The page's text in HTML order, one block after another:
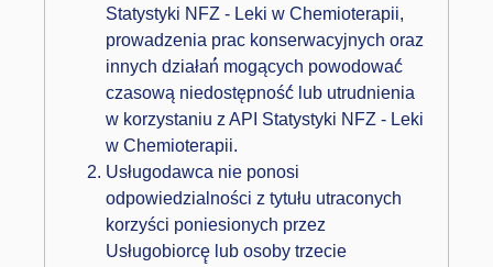
Statystyki NFZ - Leki w Chemioterapii,
prowadzenia prac konserwacyjnych oraz
innych działań́ mogących powodować́
czasową niedostępność́ lub utrudnienia
w korzystaniu z API Statystyki NFZ - Leki
w Chemioterapii.
Usługodawca nie ponosi
odpowiedzialności z tytułu utraconych
korzyści poniesionych przez
Usługobiorcę̨ lub osoby trzecie